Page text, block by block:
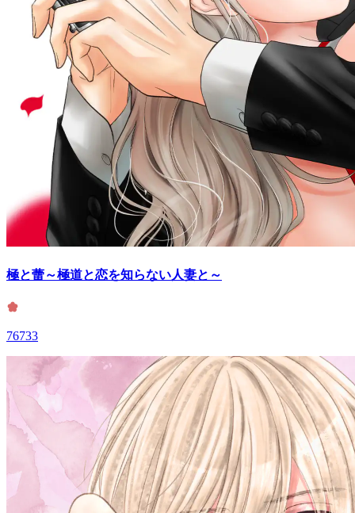
極と蕾～極道と恋を知らない人妻と～
76733